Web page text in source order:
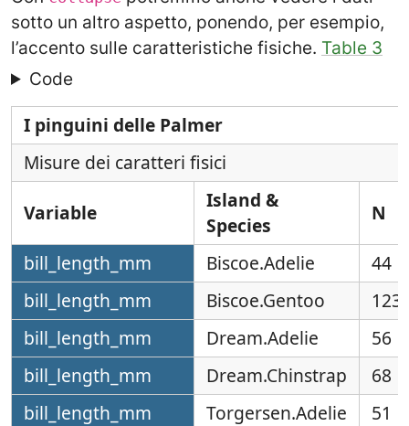
sotto un altro aspetto, ponendo, per esempio,
l’accento sulle caratteristiche fisiche. Table 3
Code
I pinguini delle Palmer
Misure dei caratteri fisici
Variable
Island &
Species
N
bill_length_mm Biscoe.Adelie
44
bill_length_mm
Biscoe.Gentoo
123
bill_length_mm
Dream.Adelie
56
bill_length_mm
Dream.Chinstrap
68
bill_length_mm
Torgersen.Adelie
51